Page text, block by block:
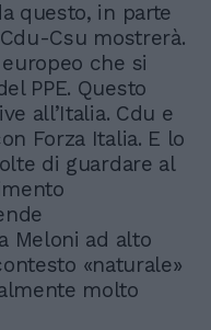
questo, in parte
Csu mostrerà.
che si
PPE. Questo
all’Italia. Cdu e
Forza Italia. E lo
di guardare al
Meloni ad alto
«naturale»
molto